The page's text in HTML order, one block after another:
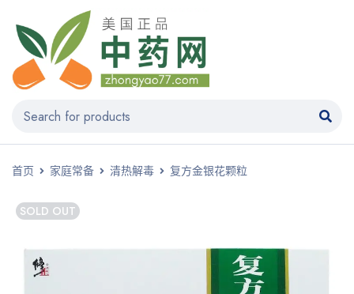
首页 家庭常备 清热解毒 复方金银花颗粒
SOLD OUT